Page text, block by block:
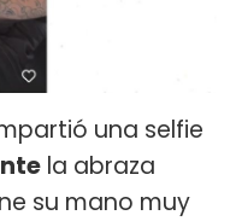
una selfie
la abraza
su mano muy